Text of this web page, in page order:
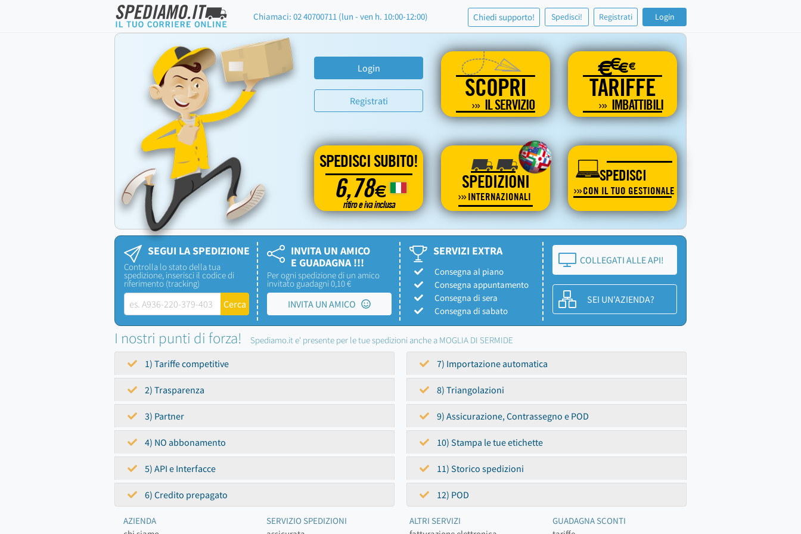
Chiamaci: 02 40700711 (lun - ven h. 10:00-12:00) Chiedi supporto! Spedisci! Registrati Login
Login
Registrati SCOPRI
IL SERVIZIO
€€€€
TARIFFE
IMBATTIBILI
SPEDISCI SUBITO!
6,78€
ritiro e iva inclusa
SPEDIZIONI
INTERNAZIONALI
SPEDISCI
CON IL TUO GESTIONALE
SEGUI LA SPEDIZIONE
Controlla lo stato della tua
spedizione, inserisci il codice di
riferimento (tracking)
INVITA UN AMICO
E GUADAGNA !!!
Per ogni spedizione di un amico
invitato guadagni 0,10 €
INVITA UN AMICO
SERVIZI EXTRA
Consegna al piano
Consegna appuntamento
Consegna di sera
Consegna di sabato
COLLEGATI ALLE API!
SEI UN'AZIENDA?
I nostri punti di forza! Spediamo.it e' presente per le tue spedizioni anche a MOGLIA DI SERMIDE
1) Tariffe competitive
2) Trasparenza
3) Partner
4) NO abbonamento
5) API e Interfacce
6) Credito prepagato
7) Importazione automatica
8) Triangolazioni
9) Assicurazione, Contrassegno e POD
10) Stampa le tue etichette
11) Storico spedizioni
12) POD
AZIENDA
SERVIZIO SPEDIZIONI
ALTRI SERVIZI
GUADAGNA SCONTI